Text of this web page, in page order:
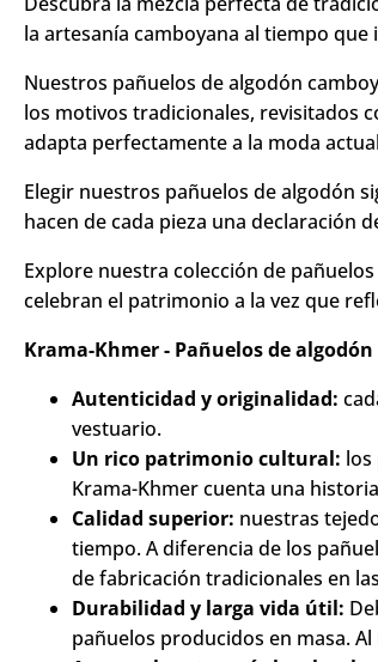
Descubra la mezcla perfecta de
la artesanía camboyana al tiempo
Nuestros pañuelos de algodón
los motivos tradicionales, revisitados
adapta perfectamente a la moda
Elegir nuestros pañuelos de algodón
hacen de cada pieza una declaración
Explore nuestra colección de
celebran el patrimonio a la vez que
Krama-Khmer - Pañuelos de
Autenticidad y originalidad:
vestuario.
Un rico patrimonio cultural:los
Krama-Khmer cuenta una
Calidad superior:nuestras
tiempo. A diferencia de los
de fabricación tradicionales en